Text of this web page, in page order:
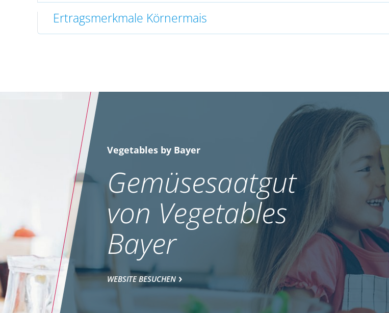
Ertragsmerkmale Körnermais
Vegetables by Bayer
Gemüsesaatgut
von Vegetables
Bayer
WEBSITE BESUCHEN